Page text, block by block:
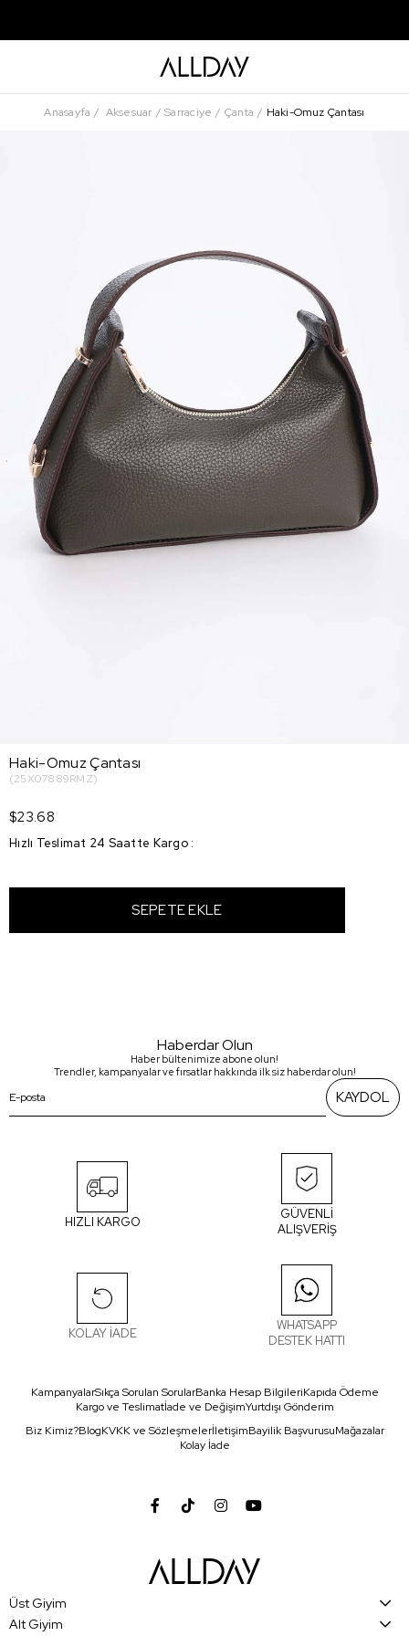
Anasayfa Aksesuar Sarraciye Çanta Haki-Omuz Çantası
Haki-Omuz Çantası
(25X07889RMZ)
$23.68
Hızlı Teslimat 24 Saatte Kargo :
Haberdar Olun
Haber bültenimize abone olun!
Trendler, kampanyalar ve fırsatlar hakkında ilk siz haberdar olun!
KAYDOL
HIZLI KARGO
GÜVENLİ
ALIŞVERİŞ
KOLAY İADE
WHATSAPP
DESTEK HATTI
KampanyalarSıkça Sorulan SorularBanka Hesap BilgileriKapıda Ödeme
Kargo ve Teslimatİade ve DeğişimYurtdışı Gönderim
Biz Kimiz?BlogKVKK ve SözleşmelerİletişimBayilik BaşvurusuMağazalar
Kolay İade
Üst Giyim
Alt Giyim